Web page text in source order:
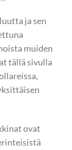
ja sen
muiden
tällä sivulla
ovat